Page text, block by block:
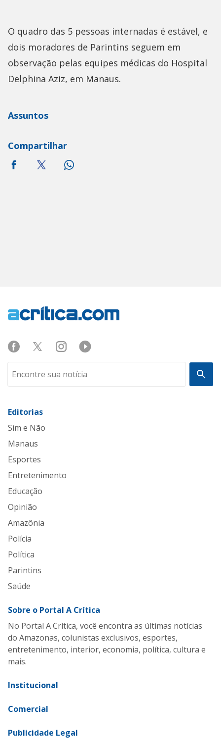
O quadro das 5 pessoas internadas é estável, e
dois moradores de Parintins seguem em
observação pelas equipes médicas do Hospital
Delphina Aziz, em Manaus.
Assuntos
Compartilhar
Editorias
Sim e Não
Manaus
Esportes
Entretenimento
Educação
Opinião
Amazônia
Polícia
Política
Parintins
Saúde
Sobre o Portal A Crítica
No Portal A Crítica, você encontra as últimas notícias
do Amazonas, colunistas exclusivos, esportes,
entretenimento, interior, economia, política, cultura e
mais.
Institucional
Comercial
Publicidade Legal